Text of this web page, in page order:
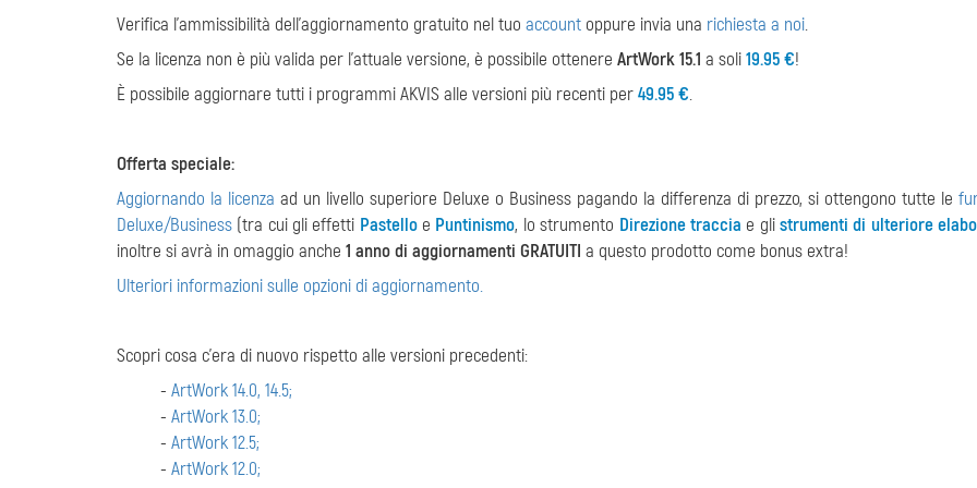
Verifica l'ammissibilità dell'aggiornamento gratuito nel tuo account oppure invia una richiesta a noi.
Se la licenza non è più valida per l'attuale versione, è possibile ottenere ArtWork 15.1 a soli19.95 €!
È possibile aggiornare tutti i programmi AKVIS alle versioni più recenti per49.95 €.
Offerta speciale:
Aggiornando la licenza ad un livello superiore Deluxe o Business pagando la differenza di prezzo, si ottengono tutte le
Deluxe/Business (tra cui gli effetti Pastelloe Puntinismo, lo strumento Direzione traccia e glistrumenti di ulteriore
inoltre si avrà in omaggio anche 1 anno di aggiornamenti GRATUITI a questo prodotto come bonus extra!
Ulteriori informazioni sulle opzioni di aggiornamento.
Scopri cosa c'era di nuovo rispetto alle versioni precedenti:
- ArtWork 14.0, 14.5;
- ArtWork 13.0;
- ArtWork 12.5;
- ArtWork 12.0;